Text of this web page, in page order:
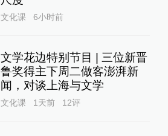
文化课 6小时前
文学花边特别节目 | 三位新晋
鲁奖得主下周二做客澎湃新
闻，对谈上海与文学
文化课 1天前 12评